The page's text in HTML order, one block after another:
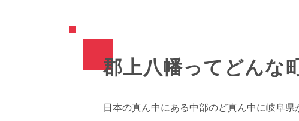
郡上八幡ってどんな
日本の真ん中にある中部のど真ん中に岐阜